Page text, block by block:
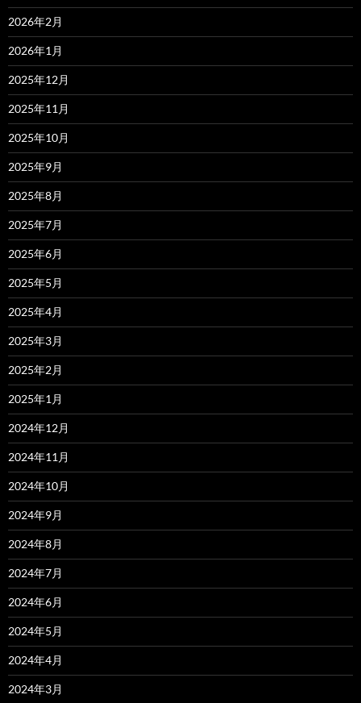
2026年2月
2026年1月
2025年12月
2025年11月
2025年10月
2025年9月
2025年8月
2025年7月
2025年6月
2025年5月
2025年4月
2025年3月
2025年2月
2025年1月
2024年12月
2024年11月
2024年10月
2024年9月
2024年8月
2024年7月
2024年6月
2024年5月
2024年4月
2024年3月